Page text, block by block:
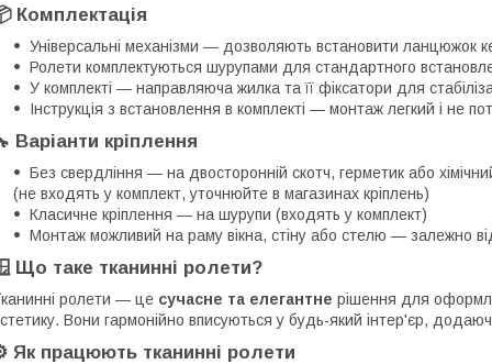
Комплектація
Універсальні механізми — дозволяють встановити ланцюжок
Ролети комплектуються шурупами для стандартного
У комплекті — направляюча жилка та її фіксатори для
Інструкція з встановлення в комплекті — монтаж легкий і не
Варіанти кріплення
Без свердління — на двосторонній скотч, герметик або
(не входять у комплект, уточнюйте в магазинах кріплень)
Класичне кріплення — на шурупи (входять у комплект)
Монтаж можливий на раму вікна, стіну або стелю — залежно
Що таке тканинні ролети?
ролети — це сучасне та елегантне рішення для
Вони гармонійно вписуються у будь-який інтер'єр,
Як працюють тканинні ролети